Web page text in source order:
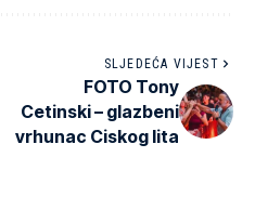
SLJEDEĆA VIJEST
FOTO Tony
Cetinski – glazbeni
vrhunac Ciskog lita